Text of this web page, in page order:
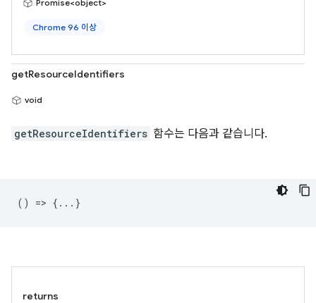
Promise<object>
Chrome 96 이상
getResourceIdentifiers
void
getResourceIdentifiers 함수는 다음과 같습니다.
() => {...}
returns